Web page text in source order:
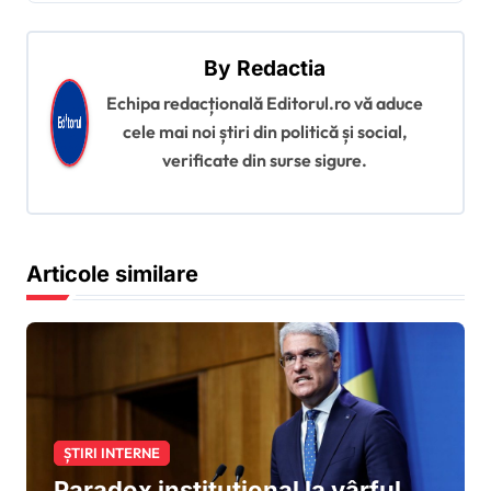
a
e
î
n
a
t
i
e
By Redactia
Echipa redacțională Editorul.ro vă aduce
cele mai noi știri din politică și social,
verificate din surse sigure.
Articole similare
ȘTIRI INTERNE